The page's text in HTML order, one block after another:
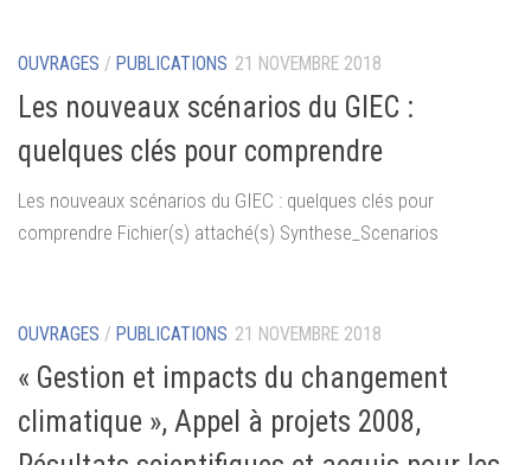
OUVRAGES / PUBLICATIONS 21 NOVEMBRE 2018
Les nouveaux scénarios du GIEC :
quelques clés pour comprendre
Les nouveaux scénarios du GIEC : quelques clés pour
comprendre Fichier(s) attaché(s) Synthese_Scenarios
OUVRAGES / PUBLICATIONS 21 NOVEMBRE 2018
« Gestion et impacts du changement
climatique », Appel à projets 2008,